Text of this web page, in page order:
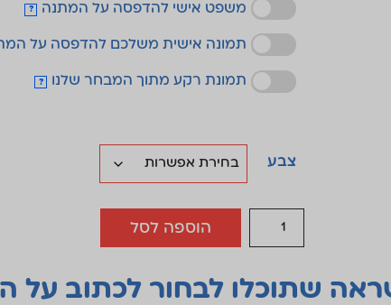
משפט אישי להדפסה על המתנה ?
תמונה אישית משלכם להדפסה על
תמונת רקע מתוך המבחר שלנו ?
צבע
הוספה לסל
שתוכלו לבחור לכתוב על